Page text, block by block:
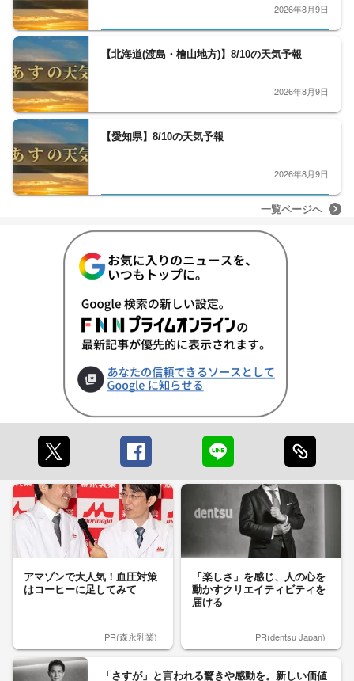
2026年8月9日
【北海道(渡島・檜山地方)】8/10の天気予報
2026年8月9日
【愛知県】8/10の天気予報
2026年8月9日
一覧ページへ
アマゾンで大人気！血圧対策
はコーヒーに足してみて
PR(森永乳業)
「楽しさ」を感じ、人の心を
動かすクリエイティビティを
届ける
PR(dentsu Japan)
「さすが」と言われる驚きや感動を。新しい価値